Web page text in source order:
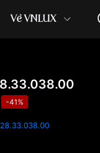
Về VNLUX
-41%